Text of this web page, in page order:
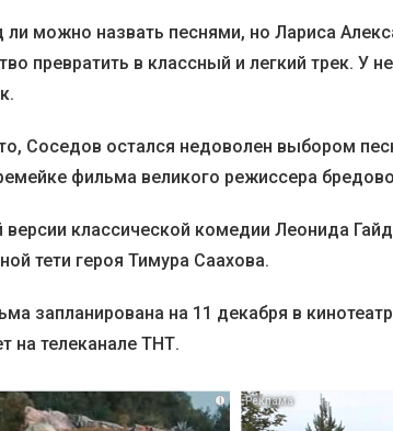
ли можно назвать песнями, но Лариса
превратить в классный и легкий трек. У
Соседов остался недоволен выбором
фильма великого режиссера
версии классической комедии Леонида
тети героя Тимура Саахова.
запланирована на 11 декабря в
на телеканале ТНТ.
i